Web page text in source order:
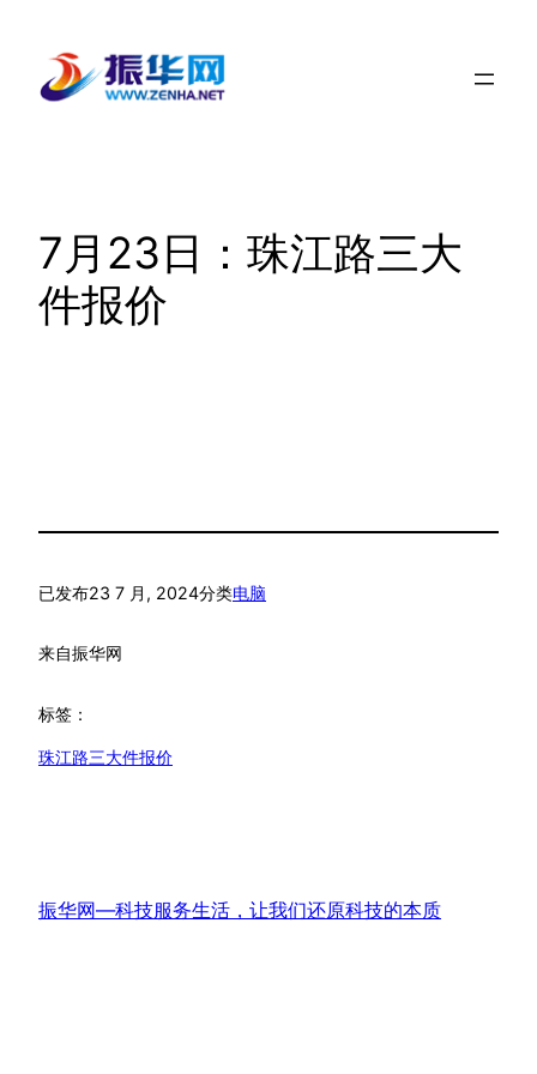
7月23日：珠江路三大
件报价
已发布23 7 月, 2024分类电脑
来自振华网
标签：
珠江路三大件报价
振华网—科技服务生活，让我们还原科技的本质